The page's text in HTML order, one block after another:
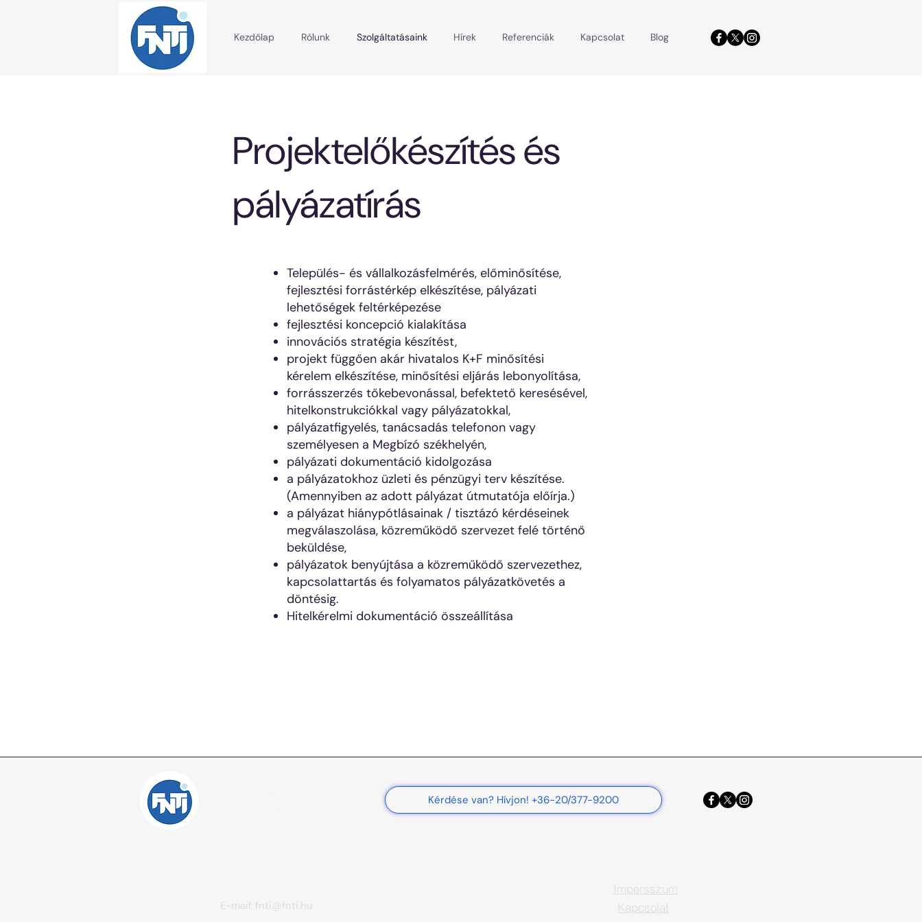
Kezdőlap Rólunk Szolgáltatásaink Hírek Referenciák Kapcsolat Blog
Projektelőkészítés és
pályázatírás
Település- és vállalkozásfelmérés, előminősítése,
fejlesztési forrástérkép elkészítése, pályázati
lehetőségek feltérképezése
fejlesztési koncepció kialakítása
innovációs stratégia készítést,
projekt függően akár hivatalos K+F minősítési
kérelem elkészítése, minősítési eljárás lebonyolítása,
forrásszerzés tőkebevonással, befektető keresésével,
hitelkonstrukciókkal vagy pályázatokkal,
pályázatfigyelés, tanácsadás telefonon vagy
személyesen a Megbízó székhelyén,
pályázati dokumentáció kidolgozása
a pályázatokhoz üzleti és pénzügyi terv készítése.
(Amennyiben az adott pályázat útmutatója előírja.)
a pályázat hiánypótlásainak / tisztázó kérdéseinek
megválaszolása, közreműködő szervezet felé történő
beküldése,
pályázatok benyújtása a közreműködő szervezethez,
kapcsolattartás és folyamatos pályázatkövetés a
döntésig.
Hitelkérelmi dokumentáció összeállítása
Kérdése van? Hívjon! +36-20/377-9200
E-mail: fnti@fnti.hu
Impersszum
Kapcsolat